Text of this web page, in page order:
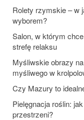
Rolety rzymskie – w
wyborem?
Salon, w którym
strefę relaksu
Myśliwskie obrazy
myśliwego w
Czy Mazury to
Pielęgnacja roślin:
przestrzeni?